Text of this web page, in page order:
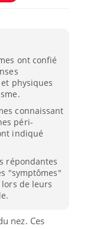
ont confié
physiques
connaissant
péri-
indiqué
répondantes
"symptômes"
de leurs
nez. Ces